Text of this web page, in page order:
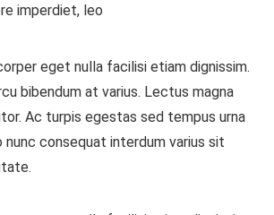
imperdiet, leo
eget nulla facilisi etiam dignissim.
bibendum at varius. Lectus magna
Ac turpis egestas sed tempus urna
nunc consequat interdum varius sit